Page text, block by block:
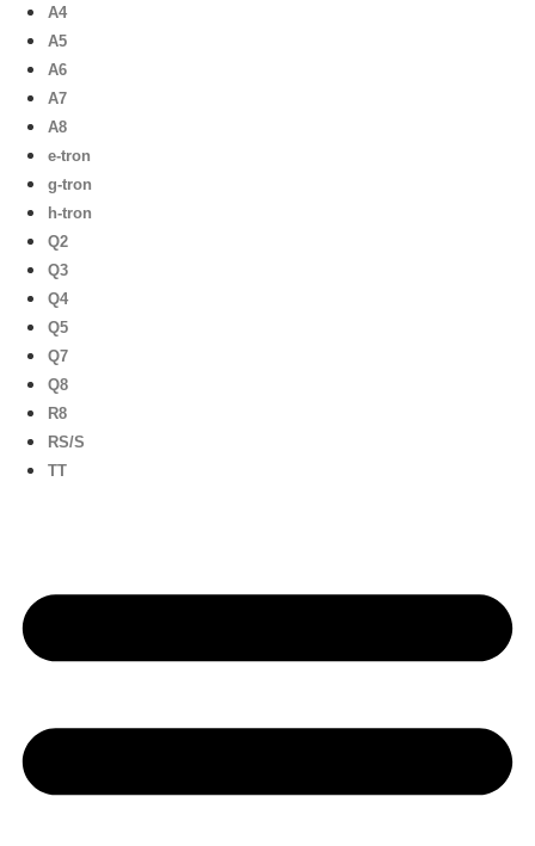
A4
A5
A6
A7
A8
e-tron
g-tron
h-tron
Q2
Q3
Q4
Q5
Q7
Q8
R8
RS/S
TT